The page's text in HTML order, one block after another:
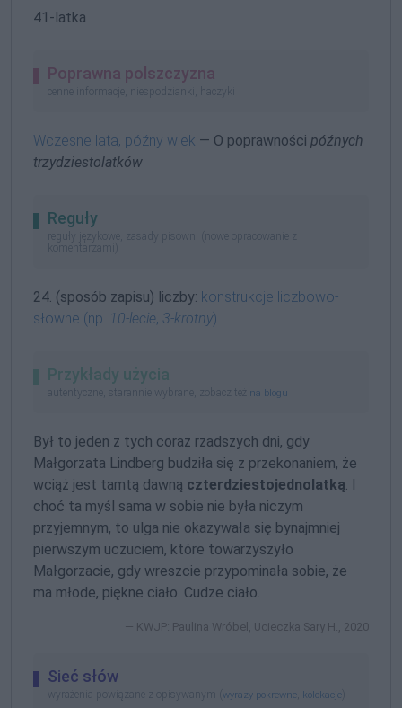
41-latka
Poprawna polszczyzna
cenne informacje, niespodzianki, haczyki
Wczesne lata, późny wiek — O poprawności późnych
trzydziestolatków
Reguły
reguły językowe, zasady pisowni (nowe opracowanie z
komentarzami)
24. (sposób zapisu) liczby: konstrukcje liczbowo-
słowne (np. 10-lecie, 3-krotny)
Przykłady użycia
autentyczne, starannie wybrane, zobacz też na blogu
Był to jeden z tych coraz rzadszych dni, gdy
Małgorzata Lindberg budziła się z przekonaniem, że
wciąż jest tamtą dawną czterdziestojednolatką. I
choć ta myśl sama w sobie nie była niczym
przyjemnym, to ulga nie okazywała się bynajmniej
pierwszym uczuciem, które towarzyszyło
Małgorzacie, gdy wreszcie przypominała sobie, że
ma młode, piękne ciało. Cudze ciało.
KWJP: Paulina Wróbel, Ucieczka Sary H., 2020
Sieć słów
wyrażenia powiązane z opisywanym ( wyrazy pokrewne kolokacje